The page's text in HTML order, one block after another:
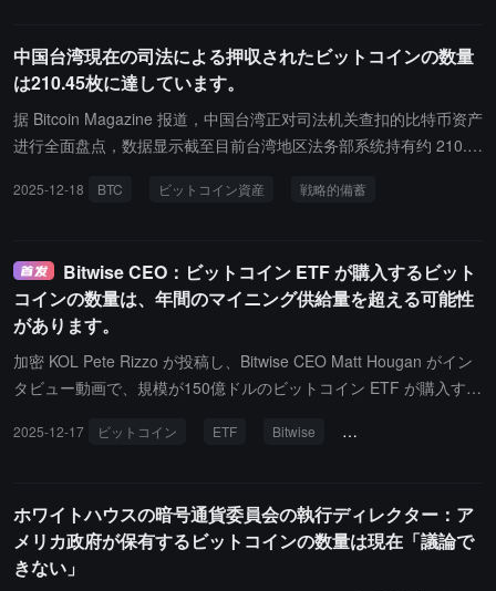
中国台湾現在の司法による押収されたビットコインの数量
は210.45枚に達しています。
据 Bitcoin Magazine 报道，中国台湾正对司法机关查扣的比特币资产
进行全面盘点，数据显示截至目前台湾地区法务部系统持有约 210.4
报道，台湾计划年底清查当局比特币持有量并评估 BTC 储备。
2025-12-18 BTC ビットコイン資産 戦略的備蓄
Bitwise CEO：ビットコイン ETF が購入するビット
コインの数量は、年間のマイニング供給量を超える可能性
があります。
加密 KOL Pete Rizzo が投稿し、Bitwise CEO Matt Hougan がイン
タビュー動画で、規模が150億ドルのビットコイン ETF が購入する
2025-12-17 ビットコイン ETF Bitwise ビットコインマイニング
ホワイトハウスの暗号通貨委員会の執行ディレクター：ア
メリカ政府が保有するビットコインの数量は現在「議論で
きない」